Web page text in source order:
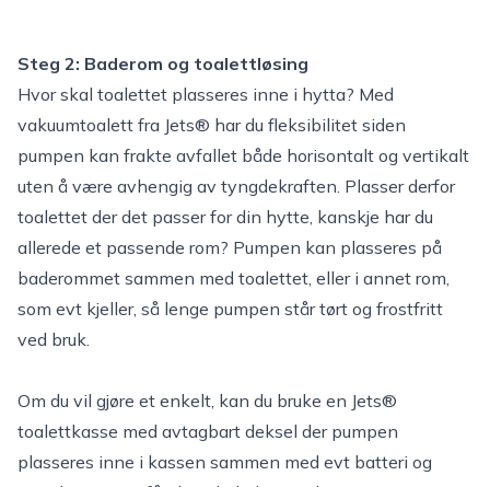
Steg 2: Baderom og toalettløsing
Hvor skal toalettet plasseres inne i hytta? Med
vakuumtoalett fra Jets® har du fleksibilitet siden
pumpen kan frakte avfallet både horisontalt og vertikalt
uten å være avhengig av tyngdekraften. Plasser derfor
toalettet der det passer for din hytte, kanskje har du
allerede et passende rom? Pumpen kan plasseres på
baderommet sammen med toalettet, eller i annet rom,
som evt kjeller, så lenge pumpen står tørt og frostfritt
ved bruk.
Om du vil gjøre et enkelt, kan du bruke en Jets®
toalettkasse med avtagbart deksel der pumpen
plasseres inne i kassen sammen med evt batteri og